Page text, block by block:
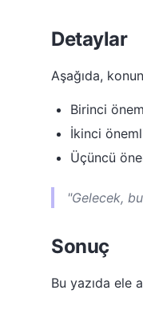
Detaylar
Aşağıda,
Birinci
İkinci
Üçüncü
"Gelecek,
Sonuç
Bu yazıda ele